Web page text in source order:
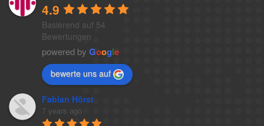
4.9
Basierend auf 54
Bewertungen
powered by Google
bewerte uns auf
Fabian Hörst
7 years ago